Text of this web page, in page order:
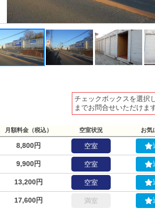
チェックボックスを選択
までお問合せいただけま
月額料金（税込） 空室状況 お気
8,800円 空室
9,900円 空室
13,200円 空室
17,600円 満室